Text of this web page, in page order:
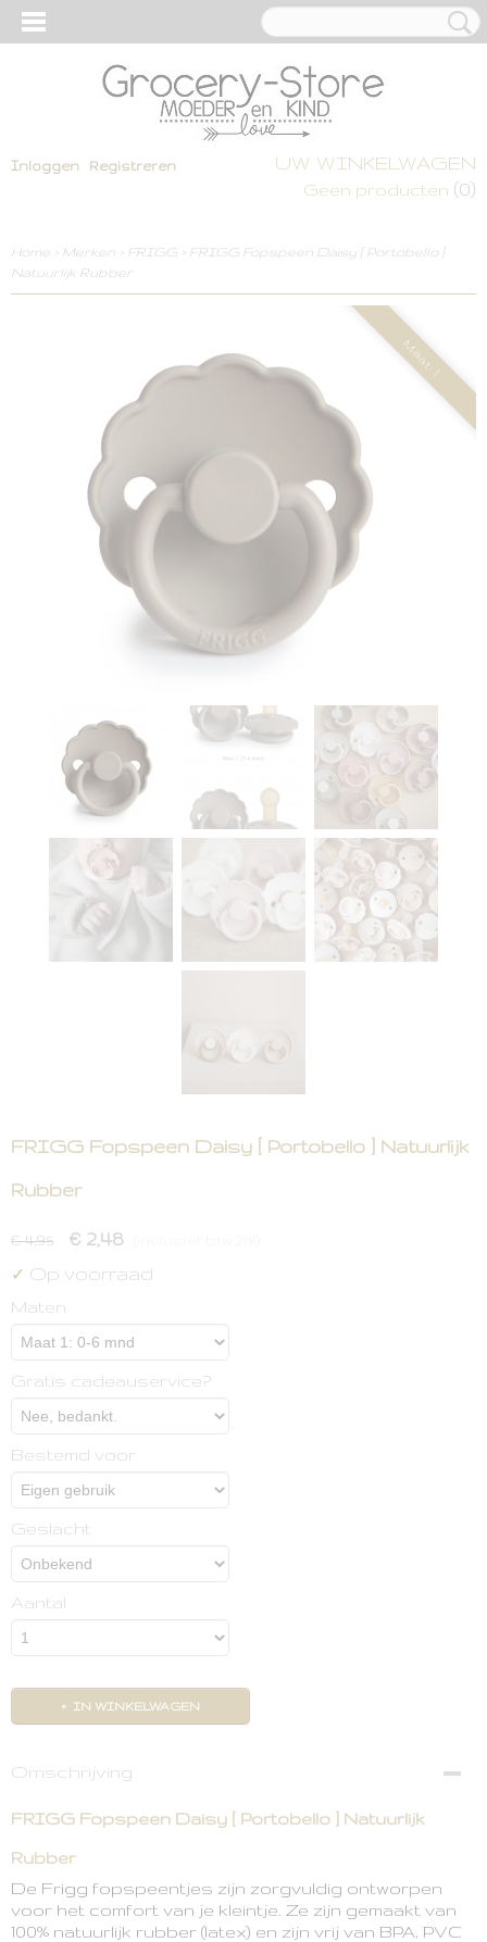
Inloggen Registreren UW WINKELWAGEN
Geen producten (0)
Home > Merken > FRIGG > FRIGG Fopspeen Daisy [ Portobello ]
Natuurlijk Rubber
Maat: 1
FRIGG Fopspeen Daisy [ Portobello ] Natuurlijk
Rubber
€ 4,95 € 2,48
✓ Op voorraad
Maten
Gratis cadeauservice?
Bestemd voor
Geslacht
Aantal
IN WINKELWAGEN
Omschrijving
FRIGG Fopspeen Daisy [ Portobello ] Natuurlijk
Rubber
De Frigg fopspeentjes zijn zorgvuldig ontworpen
voor het comfort van je kleintje. Ze zijn gemaakt van
100% natuurlijk rubber (latex) en zijn vrij van BPA, PVC